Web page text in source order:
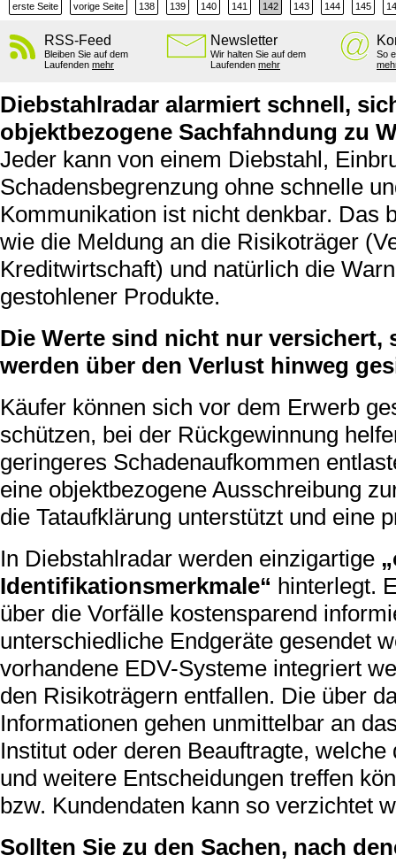
erste Seite vorige Seite 138 139 140 141 142 143 144 145
RSS-Feed
Bleiben Sie auf dem
Laufenden mehr
Newsletter
Wir halten Sie auf dem
Laufenden mehr
So
Diebstahlradar alarmiert schnell,
objektbezogene Sachfahndung zu
Jeder kann von einem Diebstahl,
Schadensbegrenzung ohne schnelle
Kommunikation ist nicht denkbar. Das
wie die Meldung an die Risikoträger
Kreditwirtschaft) und natürlich die
gestohlener Produkte.
Die Werte sind nicht nur
werden über den Verlust hinweg
Käufer können sich vor dem Erwerb
schützen, bei der Rückgewinnung
geringeres Schadenaufkommen
eine objektbezogene Ausschreibung
die Tataufklärung unterstützt und eine
In Diebstahlradar werden einzigartige
Identifikationsmerkmale“ hinterlegt.
über die Vorfälle kostensparend
unterschiedliche Endgeräte gesendet
vorhandene EDV-Systeme integriert
den Risikoträgern entfallen. Die über
Informationen gehen unmittelbar an
Institut oder deren Beauftragte,
und weitere Entscheidungen treffen
bzw. Kundendaten kann so verzichtet
Sollten Sie zu den Sachen, nach